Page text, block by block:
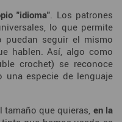
"idioma". Los patrones
lo que permite
seguir el mismo
hablen. Así, algo como
crochet) se reconoce
una especie de lenguaje
tamaño que quieras, en la